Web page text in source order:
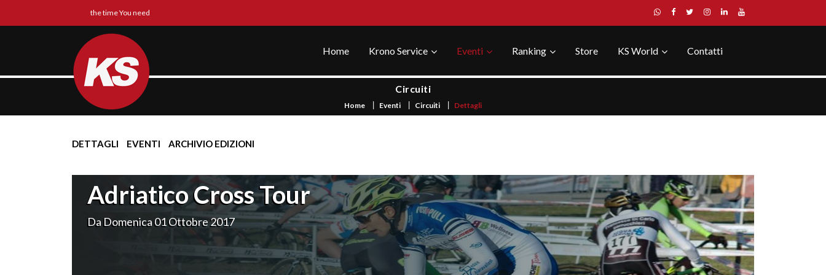
the time You need
Home Krono Service Eventi Ranking Store KS World Contatti
Circuiti
Home Eventi Circuiti Dettagli
DETTAGLI EVENTI ARCHIVIO EDIZIONI
Adriatico Cross Tour
Da Domenica 01 Ottobre 2017